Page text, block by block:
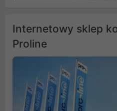
Internetowy sklep
Proline